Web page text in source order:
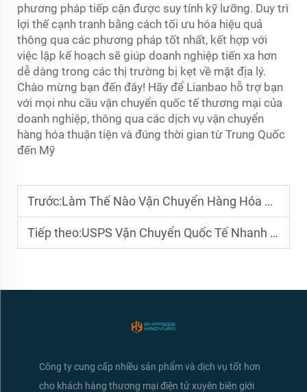
phương pháp tiếp cận được suy tính kỹ lưỡng. Duy trì
lợi thế cạnh tranh bằng cách tối ưu hóa hiệu quả
thông qua các phương pháp tốt nhất, kết hợp với
việc lập kế hoạch sẽ giúp doanh nghiệp tiến xa hơn
dễ dàng trong các thị trường bị kẹt về mặt địa lý.
Chào mừng bạn đến đây! Hãy để Lianbao hỗ trợ bạn
với mọi nhu cầu vận chuyển quốc tế thương mại của
doanh nghiệp, thông qua các dịch vụ vận chuyển
hàng hóa thuận tiện và đúng thời gian từ Trung Quốc
đến Mỹ
Trước:Làm Thế Nào Vận Chuyển Hàng Hóa Chiến Lược Từ Trung Quốc Đến Mỹ Thúc Đẩy Thương Mại Toàn Cầu
Tiếp theo:USPS Vận Chuyển Quốc Tế Nhanh Hỗ Trợ Logistics Thương Mại Điện Tử Như Thế Nào
Công ty cung cấp nhiều sản phẩm và dịch vụ tốt hơn
cho khách hàng thương mại điện tử xuyên biên giới